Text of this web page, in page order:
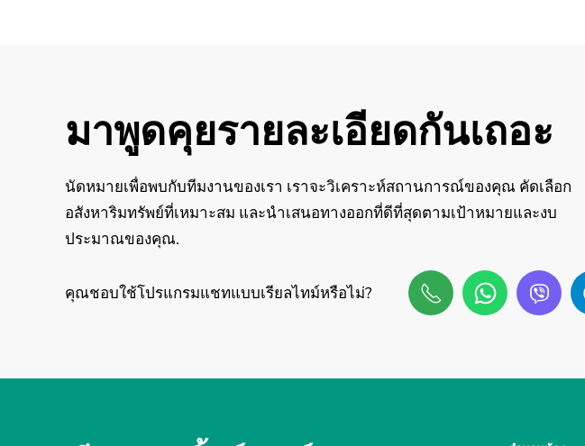
มาพูดคุยรายละเอียดกันเถอะ
นัดหมายเพื่อพบกับทีมงานของเรา เราจะวิเคราะห์สถานการณ์ของคุณ คัดเลือก
อสังหาริมทรัพย์ที่เหมาะสม และนำเสนอทางออกที่ดีที่สุดตามเป้าหมายและงบ
ประมาณของคุณ.
คุณชอบใช้โปรแกรมแชทแบบเรียลไทม์หรือไม่?